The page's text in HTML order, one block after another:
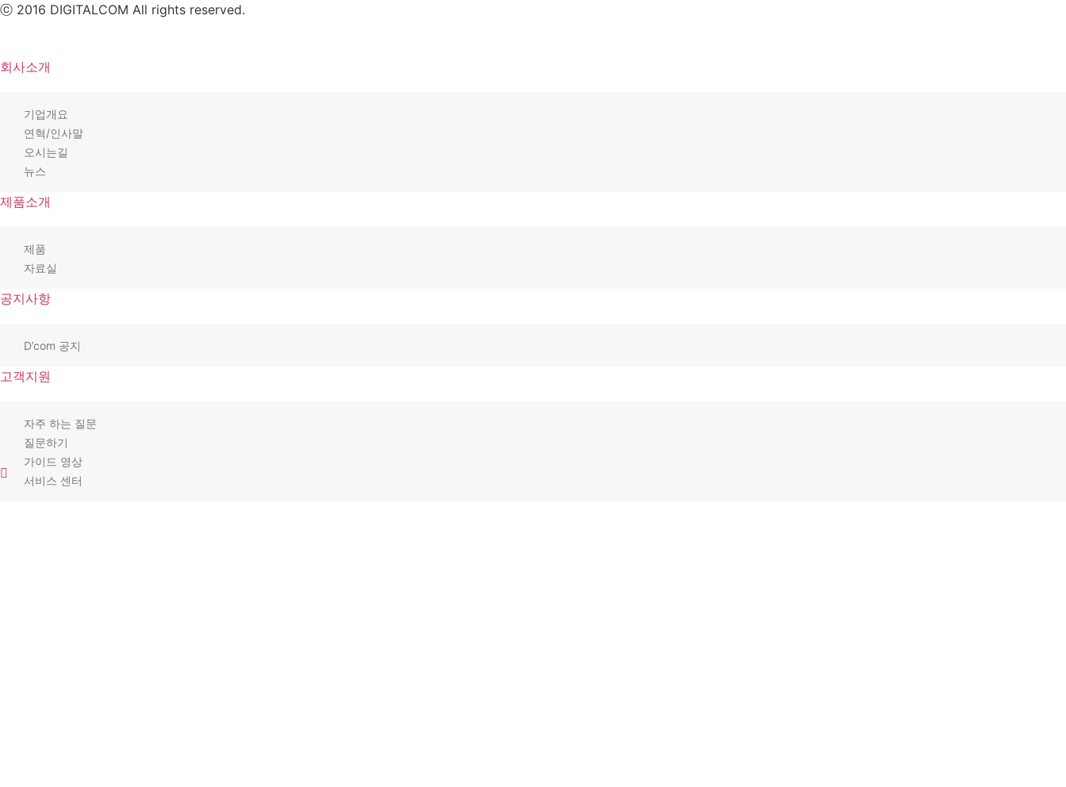
ⓒ 2016 DIGITALCOM All rights reserved.
회사소개
기업개요
연혁/인사말
오시는길
뉴스
제품소개
제품
자료실
공지사항
D’com 공지
고객지원
자주 하는 질문
질문하기
가이드 영상
서비스 센터